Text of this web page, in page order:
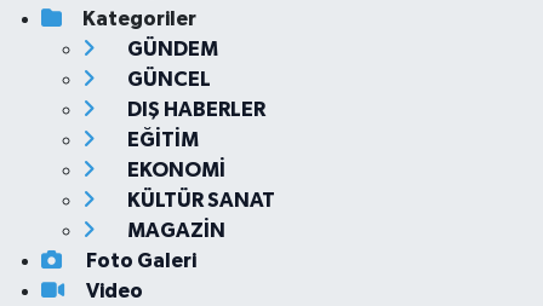
Kategoriler
GÜNDEM
GÜNCEL
DIŞ HABERLER
EĞİTİM
EKONOMİ
KÜLTÜR SANAT
MAGAZİN
Foto Galeri
Video